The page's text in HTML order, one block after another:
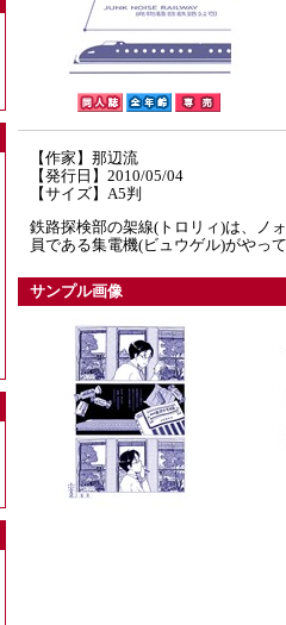
【作家】那辺流
【発行日】2010/05/04
【サイズ】A5判
鉄路探検部の架線(トロリィ)は、ノ
員である集電機(ビュウゲル)がや
サンプル画像